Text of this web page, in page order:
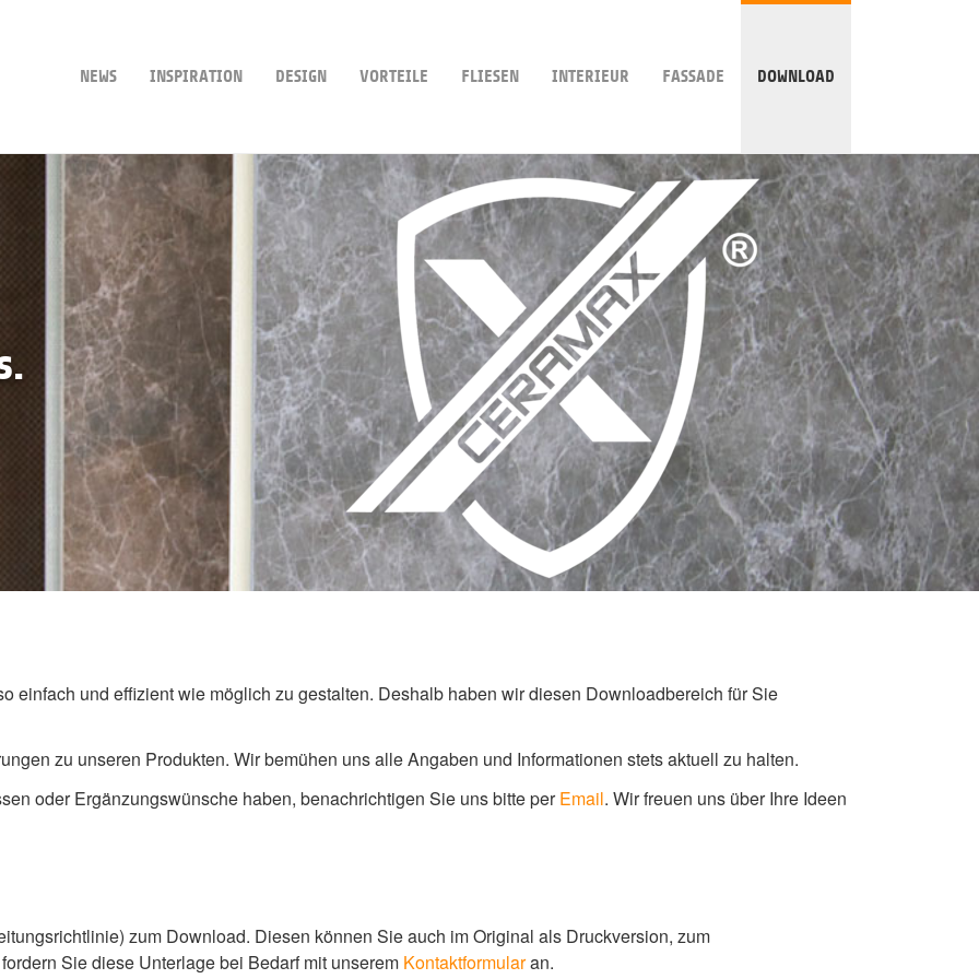
NEWS INSPIRATION DESIGN VORTEILE FLIESEN INTERIEUR FASSADE DOWNLOAD
einfach und effizient wie möglich zu gestalten. Deshalb haben wir diesen Downloadbereich für Sie
zu unseren Produkten. Wir bemühen uns alle Angaben und Informationen stets aktuell zu halten.
oder Ergänzungswünsche haben, benachrichtigen Sie uns bitte perEmail. Wir freuen uns über Ihre Ideen
zum Download. Diesen können Sie auch im Original als Druckversion, zum
Sie diese Unterlage bei Bedarf mit unserem Kontaktformularan.